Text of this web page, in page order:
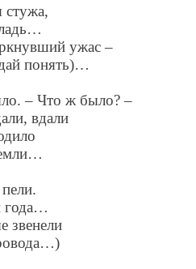
стужа,
ужас –
понять)…
– Что ж было? –
вдали
года…
звенели